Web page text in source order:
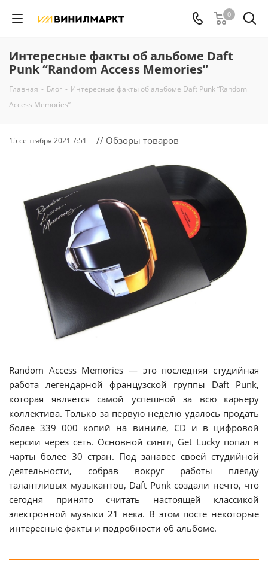
0
Интересные факты об альбоме Daft
Punk “Random Access Memories”
Главная - Блог - Интересные факты об альбоме Daft Punk “Random
Access Memories”
15 сентября 2021 7:51 // Обзоры товаров
Random Access Memories — это последняя студийная
работа легендарной французской группы Daft Punk,
которая является самой успешной за всю карьеру
коллектива. Только за первую неделю удалось продать
более 339 000 копий на виниле, CD и в цифровой
версии через сеть. Основной сингл, Get Lucky попал в
чарты более 30 стран. Под занавес своей студийной
деятельности, собрав вокруг работы плеяду
талантливых музыкантов, Daft Punk создали нечто, что
сегодня принято считать настоящей классикой
электронной музыки 21 века. В этом посте некоторые
интересные факты и подробности об альбоме.